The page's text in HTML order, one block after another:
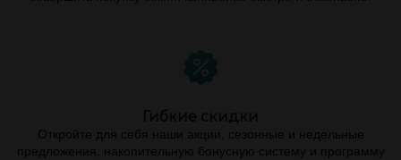
Откройте для себя наши акции, сезонные и недельные
предложения, накопительную бонусную систему и программу